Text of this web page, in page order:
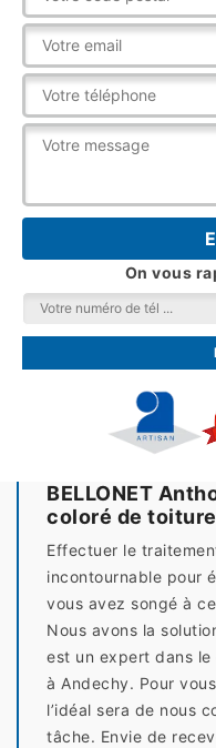
On vous
BELLONET
coloré de
Effectuer le
incontournable pour
vous avez songé à
Nous avons la
est un expert dans
à Andechy. Pour
l’idéal sera de nous
tâche. Envie de